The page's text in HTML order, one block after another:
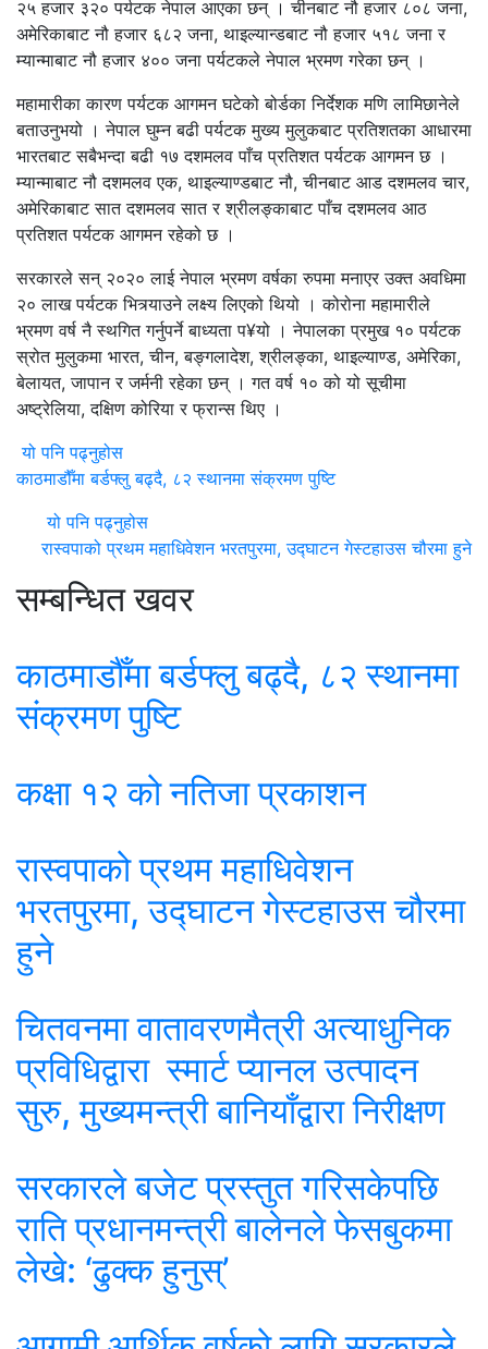
२५ हजार ३२० पर्यटक नेपाल आएका छन् । चीनबाट नौ हजार ८०८ जना,
अमेरिकाबाट नौ हजार ६८२ जना, थाइल्यान्डबाट नौ हजार ५१८ जना र
म्यान्माबाट नौ हजार ४०० जना पर्यटकले नेपाल भ्रमण गरेका छन् ।
महामारीका कारण पर्यटक आगमन घटेको बोर्डका निर्देशक मणि लामिछानेले
बताउनुभयो । नेपाल घुम्न बढी पर्यटक मुख्य मुलुकबाट प्रतिशतका आधारमा
भारतबाट सबैभन्दा बढी १७ दशमलव पाँच प्रतिशत पर्यटक आगमन छ ।
म्यान्माबाट नौ दशमलव एक, थाइल्याण्डबाट नौ, चीनबाट आड दशमलव चार,
अमेरिकाबाट सात दशमलव सात र श्रीलङ्काबाट पाँच दशमलव आठ
प्रतिशत पर्यटक आगमन रहेको छ ।
सरकारले सन् २०२० लाई नेपाल भ्रमण वर्षका रुपमा मनाएर उक्त अवधिमा
२० लाख पर्यटक भित्र्याउने लक्ष्य लिएको थियो । कोरोना महामारीले
भ्रमण वर्ष नै स्थगित गर्नुपर्ने बाध्यता प¥यो । नेपालका प्रमुख १० पर्यटक
स्रोत मुलुकमा भारत, चीन, बङ्गलादेश, श्रीलङ्का, थाइल्याण्ड, अमेरिका,
बेलायत, जापान र जर्मनी रहेका छन् । गत वर्ष १० को यो सूचीमा
अष्ट्रेलिया, दक्षिण कोरिया र फ्रान्स थिए ।
यो पनि पढ्नुहोस
काठमाडौँमा बर्डफ्लु बढ्दै, ८२ स्थानमा संक्रमण पुष्टि
यो पनि पढ्नुहोस
रास्वपाको प्रथम महाधिवेशन भरतपुरमा, उद्घाटन गेस्टहाउस चौरमा हुने
सम्बन्धित खवर
काठमाडौँमा बर्डफ्लु बढ्दै, ८२ स्थानमा
संक्रमण पुष्टि
कक्षा १२ को नतिजा प्रकाशन
रास्वपाको प्रथम महाधिवेशन
भरतपुरमा, उद्घाटन गेस्टहाउस चौरमा
हुने
चितवनमा वातावरणमैत्री अत्याधुनिक
प्रविधिद्वारा स्मार्ट प्यानल उत्पादन
सुरु, मुख्यमन्त्री बानियाँद्वारा निरीक्षण
सरकारले बजेट प्रस्तुत गरिसकेपछि
राति प्रधानमन्त्री बालेनले फेसबुकमा
लेखे: ‘ढुक्क हुनुस्’